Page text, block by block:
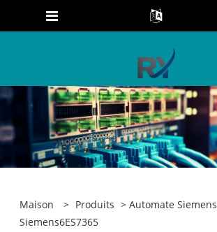
Maison > Produits >Automate Siemens
Siemens6ES7365